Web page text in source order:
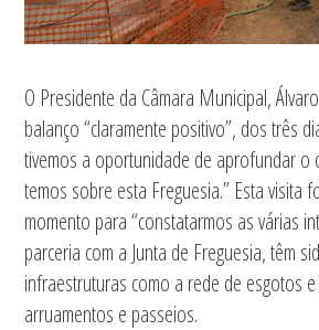
O Presidente da Câmara Municipal,
balanço “claramente positivo”, dos três
tivemos a oportunidade de aprofundar o
temos sobre esta Freguesia.” Esta visita
momento para “constatarmos as várias
parceria com a Junta de Freguesia, têm
infraestruturas como a rede de esgotos
arruamentos e passeios.